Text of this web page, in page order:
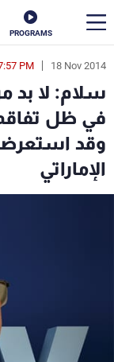
PROGRAMS
18 Nov 2014
PM
سلام: لا بد
في ظل
وقد
الإماراتي
en
الأخبار
سياسة
إقتصاد
البرامج
جدول البرامج